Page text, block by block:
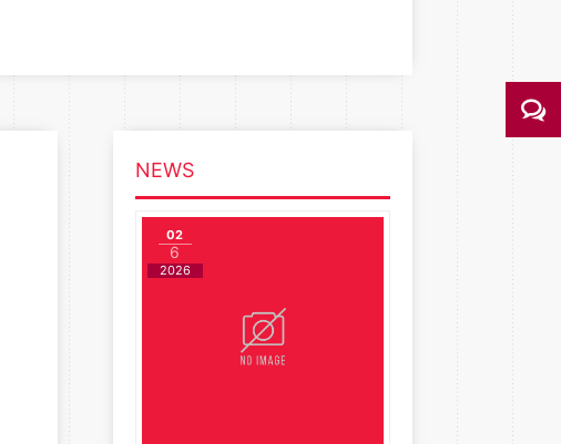
NEWS
02
6
2026